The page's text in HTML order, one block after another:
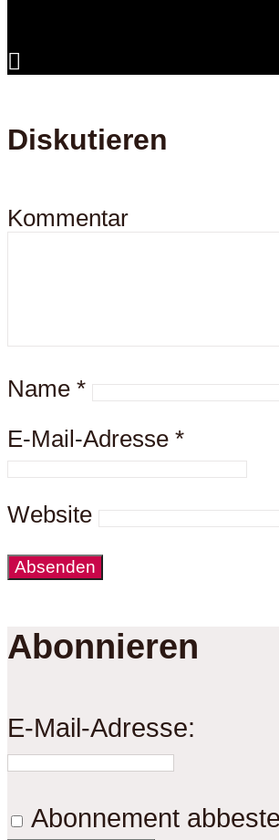
Diskutieren
Kommentar
Name *
E-Mail-Adresse *
Website
Abonnieren
E-Mail-Adresse:
Abonnement